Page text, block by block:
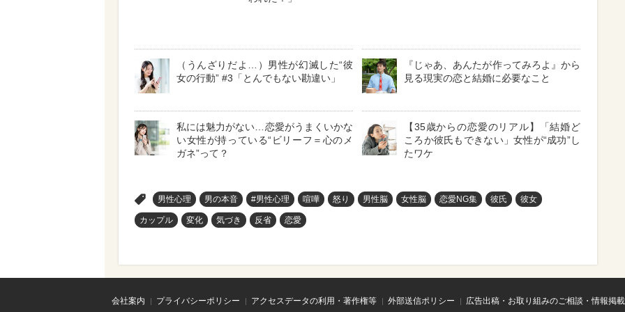
（うんざりだよ…）男性が幻滅した“彼
女の行動” #3「とんでもない勘違い」
『じゃあ、あんたが作ってみろよ』から
見る現実の恋と結婚に必要なこと
私には魅力がない…恋愛がうまくいかな
い女性が持っている“ビリーフ＝心のメ
ガネ”って？
【35歳からの恋愛のリアル】「結婚ど
ころか彼氏もできない」女性が“成功”し
たワケ
男性心理 男の本音 #男性心理 喧嘩 怒り 男性脳 女性脳 恋愛NG集 彼氏 彼女
カップル 変化 気づき 反省 恋愛
会社案内 プライバシーポリシー アクセスデータの利用・著作権等 外部送信ポリシー 広告出稿・お取り組みのご相談・情報掲